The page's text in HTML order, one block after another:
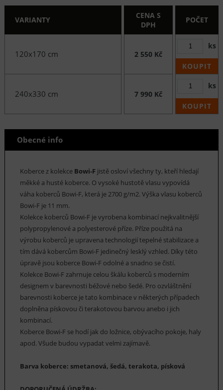
VARIANTY
CENA S
DPH
POČET
120x170 cm 2 550 Kč
ks
KOUPIT
240x330 cm 7 990 Kč
ks
KOUPIT
Obecné info
Koberce z kolekce Bowi-Fjistě osloví všechny ty, kteří hledají
měkké a husté koberce. O vysoké hustotě vlasu vypovídá
váha koberců Bowi-F, která je 2700 g/m2. Výška vlasu koberců
Bowi-F je 11 mm.
Kolekce koberců Bowi-F je vyrobena kombinací nejkvalitnější
polypropylenové a polyesterové příze. Příze použitá na
výrobu koberců je upravena technologií tepelné stabilizace a
tím dává kobercům Bowi-F jedinečný lesklý vzhled. Díky této
úpravě jsou koberce Bowi-F odolné a snadno se čistí.
Kolekce Bowi-F zahrnuje celou škálu koberců s moderním
designem v barevnosti béžové nebo šedé. Pro ozvláštnění
barevnosti koberce je tato kombinace v některých případech
doplněna pískovou či terakotovou barvou anebo i jich
kombinací.
Koberce Bowi-F se hodí jak do ložnice, obývacího pokoje, haly
apod. Všude budou vypadat velmi zajímavě.
Barva koberce: smetanová, šedá, terakota, písková